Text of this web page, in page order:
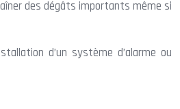
des dégâts importants même si
d’un système d’alarme ou